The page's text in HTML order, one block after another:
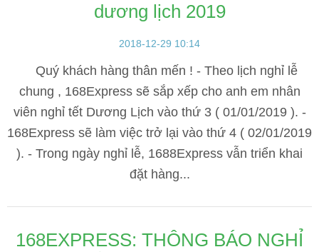
dương lịch 2019
2018-12-29 10:14
Quý khách hàng thân mến ! - Theo lịch nghỉ lễ
chung , 168Express sẽ sắp xếp cho anh em nhân
viên nghỉ tết Dương Lịch vào thứ 3 ( 01/01/2019 ). -
168Express sẽ làm việc trở lại vào thứ 4 ( 02/01/2019
). - Trong ngày nghỉ lễ, 1688Express vẫn triển khai
đặt hàng...
168EXPRESS: THÔNG BÁO NGHỈ